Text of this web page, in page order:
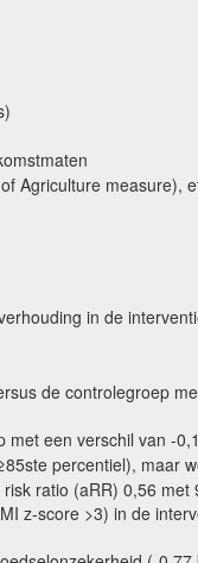
Agriculture measure),
in de
de controlegroep
een verschil van -
percentiel), maar
ratio (aRR) 0,56 met
z-score >3) in de